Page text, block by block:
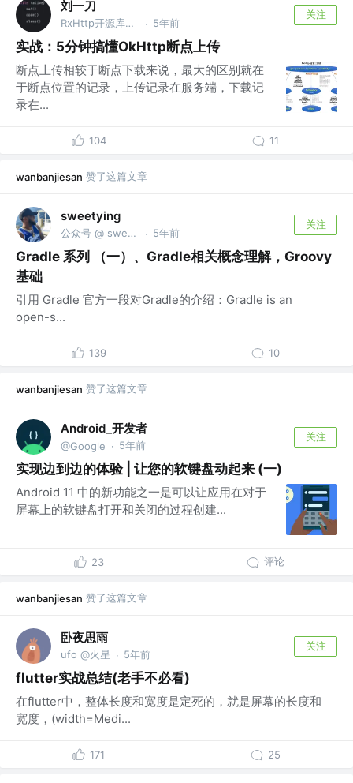
刘一刀
RxHttp开源库作者 @RxHttp作者 · 5年前
关注
实战：5分钟搞懂OkHttp断点上传
断点上传相较于断点下载来说，最大的区别就在
于断点位置的记录，上传记录在服务端，下载记
录在...
104 11
wanbanjiesan 赞了这篇文章
sweetying
公众号 @ sweetying @Akulaku · 5年前
关注
Gradle 系列 （一）、Gradle相关概念理解，Groovy
基础
引用 Gradle 官方一段对Gradle的介绍：Gradle is an
open-s...
139 10
wanbanjiesan 赞了这篇文章
Android_开发者
@Google · 5年前
关注
实现边到边的体验 | 让您的软键盘动起来 (一)
Android 11 中的新功能之一是可以让应用在对于
屏幕上的软键盘打开和关闭的过程创建...
23 评论
wanbanjiesan 赞了这篇文章
卧夜思雨
ufo @火星 · 5年前
关注
flutter实战总结(老手不必看)
在flutter中，整体长度和宽度是定死的，就是屏幕的长度和
宽度，(width=Medi...
171 25